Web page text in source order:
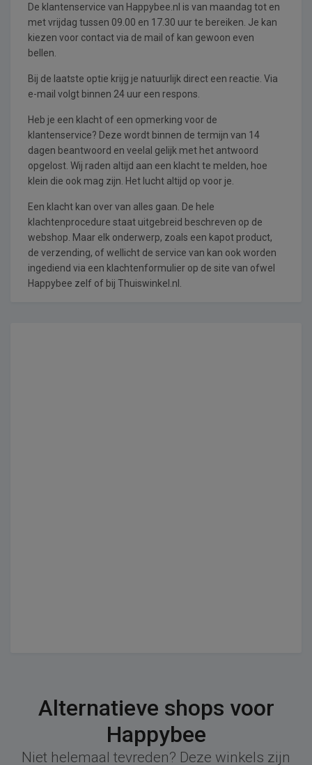
De klantenservice van Happybee.nl is van maandag tot en
met vrijdag tussen 09.00 en 17.30 uur te bereiken. Je kan
kiezen voor contact via de mail of kan gewoon even
bellen.
Bij de laatste optie krijg je natuurlijk direct een reactie. Via
e-mail volgt binnen 24 uur een respons.
Heb je een klacht of een opmerking voor de
klantenservice? Deze wordt binnen de termijn van 14
dagen beantwoord en veelal gelijk met het antwoord
opgelost. Wij raden altijd aan een klacht te melden, hoe
klein die ook mag zijn. Het lucht altijd op voor je.
Een klacht kan over van alles gaan. De hele
klachtenprocedure staat uitgebreid beschreven op de
webshop. Maar elk onderwerp, zoals een kapot product,
de verzending, of wellicht de service van kan ook worden
ingediend via een klachtenformulier op de site van ofwel
Happybee zelf of bij Thuiswinkel.nl.
Alternatieve shops voor
Happybee
Niet helemaal tevreden? Deze winkels zijn